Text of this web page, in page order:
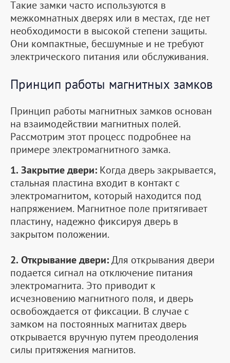
Такие замки часто используются в
межкомнатных дверях или в местах, где нет
необходимости в высокой степени защиты.
Они компактные, бесшумные и не требуют
электрического питания или обслуживания.
Принцип работы магнитных замков
Принцип работы магнитных замков основан
на взаимодействии магнитных полей.
Рассмотрим этот процесс подробнее на
примере электромагнитного замка.
1. Закрытие двери: Когда дверь закрывается,
стальная пластина входит в контакт с
электромагнитом, который находится под
напряжением. Магнитное поле притягивает
пластину, надежно фиксируя дверь в
закрытом положении.
2. Открывание двери:Для открывания двери
подается сигнал на отключение питания
электромагнита. Это приводит к
исчезновению магнитного поля, и дверь
освобождается от фиксации. В случае с
замком на постоянных магнитах дверь
открывается вручную путем преодоления
силы притяжения магнитов.